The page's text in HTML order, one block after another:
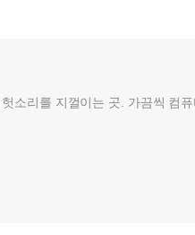
소리를 지껄이는 곳. 가끔씩 컴